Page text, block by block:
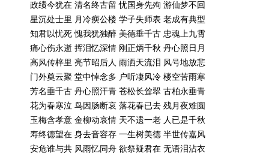
政绩今犹在 清名终古留 忧国身先殉 游仙梦不回
星沉处士里 月冷瘐公楼 学子失师表 老成有典型
知君以忧死 愧我犹独醉 美德垂千古 忠魂上九霄
痛心伤永逝 挥泪忆深情 刚正炳千秋 丹心照日月
高风传梓里 亮节昭后人 雨洒天流泪 风号地放悲
门外奠云聚 堂中悼念多 户听凄风冷 楼空苦雨寒
芳名垂千古 丹心照汗青 苍松长耸翠 古柏永垂青
花为春寒泣 鸟因肠断哀 落花春已去 残月夜难圆
玉梅含孝意 金柳动哀情 天不遗一老 人已是千秋
寿终德望在 身去音容存 一生树美德 半世传嘉风
安危谁与共 风雨忆同舟 欲祭疑君在 无语泪沾衣